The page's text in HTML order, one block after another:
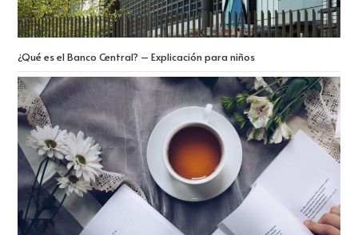
¿Qué es el Banco Central? – Explicación para niños